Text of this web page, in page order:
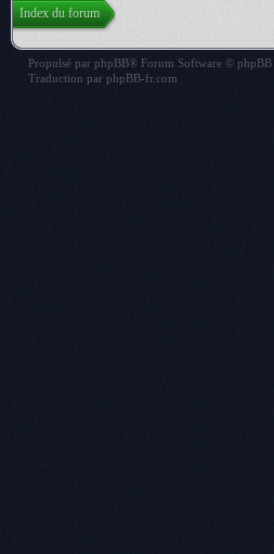
Index du forum
Propulsé par phpBB® Forum Software © phpBB
Traduction par phpBB-fr.com